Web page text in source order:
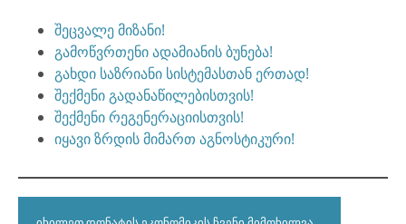
შეცვალე მიზანი!
გამოწვრთენი ადამიანის ბუნება!
გახდი საზრიანი სისტემასთან ერთად!
შექმენი გადანაწილებისთვის!
შექმენი რეგენერაციისთვის!
იყავი ზრდის მიმართ აგნოსტიკური!